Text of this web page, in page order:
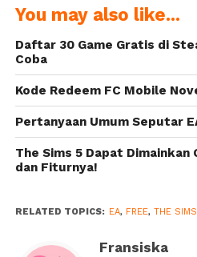
Diumumkan
You may also like...
Daftar 30 Game Gratis di
Coba
Kode Redeem FC Mobile
Pertanyaan Umum Seputar
The Sims 5 Dapat Dimainkan
dan Fiturnya!
RELATED TOPICS: EA, FREE, THE
Fransiska